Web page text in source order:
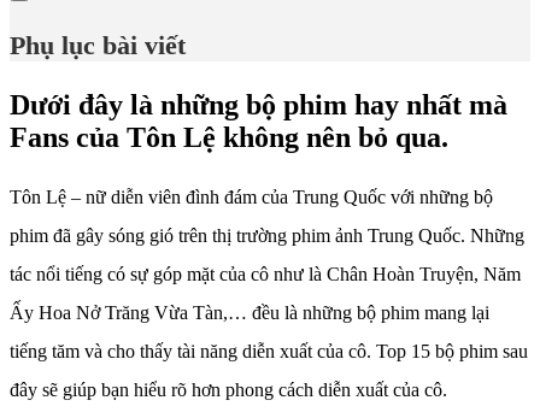
Phụ lục bài viết
Dưới đây là những bộ phim hay nhất mà
Fans của Tôn Lệ không nên bỏ qua.
Tôn Lệ – nữ diễn viên đình đám của Trung Quốc với những bộ
phim đã gây sóng gió trên thị trường phim ảnh Trung Quốc. Những
tác nổi tiếng có sự góp mặt của cô như là Chân Hoàn Truyện, Năm
Ấy Hoa Nở Trăng Vừa Tàn,… đều là những bộ phim mang lại
tiếng tăm và cho thấy tài năng diễn xuất của cô. Top 15 bộ phim sau
đây sẽ giúp bạn hiểu rõ hơn phong cách diễn xuất của cô.